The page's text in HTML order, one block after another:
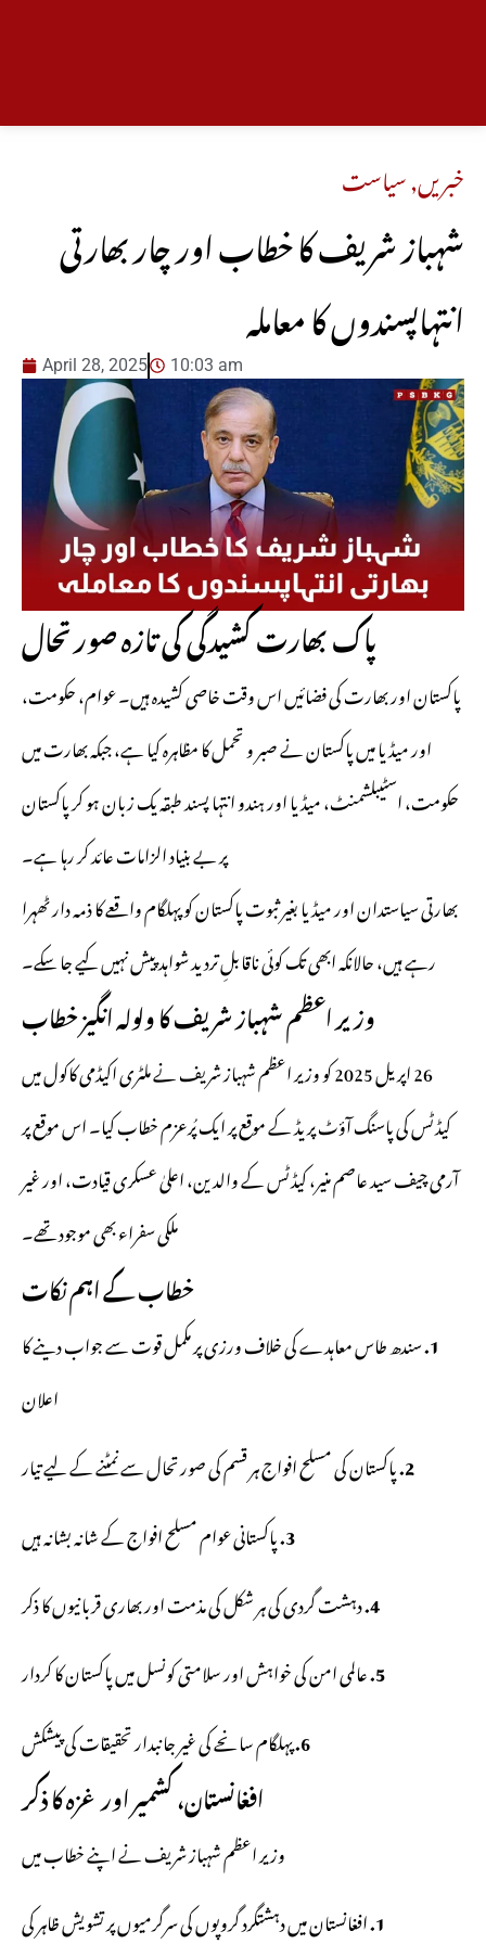
خبریں,سیاست
شہباز شریف کا خطاب اور چار بھارتی
انتہاپسندوں کا معاملہ
April 28, 2025 10:03 am
پاک بھارت کشیدگی کی تازہ صورتحال
پاکستان اور بھارت کی فضائیں اس وقت خاصی کشیدہ ہیں۔ عوام، حکومت،
اور میڈیا میں پاکستان نے صبر و تحمل کا مظاہرہ کیا ہے، جبکہ بھارت میں
حکومت، اسٹیبلشمنٹ، میڈیا اور ہندو انتہا پسند طبقہ یک زبان ہو کر پاکستان
پر بے بنیاد الزامات عائد کر رہا ہے۔
بھارتی سیاستدان اور میڈیا بغیر ثبوت پاکستان کو پہلگام واقعے کا ذمہ دار ٹھہرا
رہے ہیں، حالانکہ ابھی تک کوئی ناقابلِ تردید شواہد پیش نہیں کیے جا سکے۔
وزیر اعظم شہباز شریف کا ولولہ انگیز خطاب
26 اپریل 2025 کو وزیر اعظم شہباز شریف نے ملٹری اکیڈمی کاکول میں
کیڈٹس کی پاسنگ آؤٹ پریڈ کے موقع پر ایک پُرعزم خطاب کیا۔ اس موقع پر
آرمی چیف سید عاصم منیر، کیڈٹس کے والدین، اعلیٰ عسکری قیادت، اور غیر
ملکی سفراء بھی موجود تھے۔
خطاب کے اہم نکات
1. سندھ طاس معاہدے کی خلاف ورزی پر مکمل قوت سے جواب دینے کا
اعلان
2. پاکستان کی مسلح افواج ہر قسم کی صورتحال سے نمٹنے کے لیے تیار
3. پاکستانی عوام مسلح افواج کے شانہ بشانہ ہیں
4.دہشت گردی کی ہر شکل کی مذمت اور بھاری قربانیوں کا ذکر
5. عالمی امن کی خواہش اور سلامتی کونسل میں پاکستان کا کردار
6.پہلگام سانحے کی غیر جانبدار تحقیقات کی پیشکش
افغانستان، کشمیر اور غزہ کا ذکر
وزیر اعظم شہباز شریف نے اپنے خطاب میں
1. افغانستان میں دہشتگرد گروپوں کی سرگرمیوں پر تشویش ظاہر کی